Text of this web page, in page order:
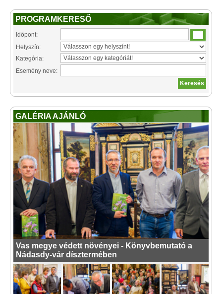
PROGRAMKERESŐ
Időpont:
Helyszín:
Kategória:
Esemény neve:
GALÉRIA AJÁNLÓ
Vas megye védett növényei - Könyvbemutató a
Nádasdy-vár dísztermében